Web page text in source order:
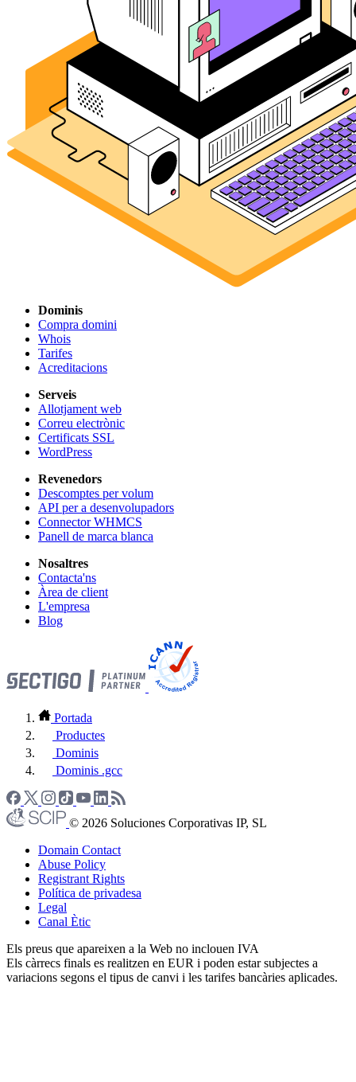
Dominis
Compra domini
Whois
Tarifes
Acreditacions
Serveis
Allotjament web
Correu electrònic
Certificats SSL
WordPress
Revenedors
Descomptes per volum
API per a desenvolupadors
Connector WHMCS
Panell de marca blanca
Nosaltres
Contacta'ns
Àrea de client
L'empresa
Blog
Portada
Productes
Dominis
Dominis .gcc
© 2026 Soluciones Corporativas IP, SL
Domain Contact
Abuse Policy
Registrant Rights
Política de privadesa
Legal
Canal Ètic
Els preus que apareixen a la Web no inclouen IVA
Els càrrecs finals es realitzen en EUR i poden estar subjectes a
variacions segons el tipus de canvi i les tarifes bancàries aplicades.